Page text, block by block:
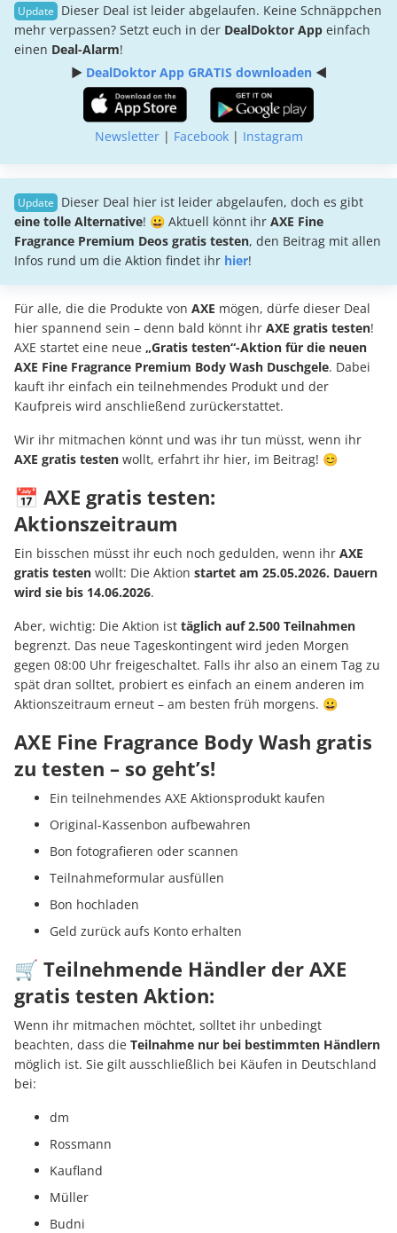
Dieser Deal ist leider abgelaufen. Keine Schnäppchen
mehr verpassen? Setzt euch in der DealDoktor App einfach
einen Deal-Alarm!
► DealDoktor App GRATIS downloaden◄
Newsletter| Facebook| Instagram
Dieser Deal hier ist leider abgelaufen, doch es gibt
eine tolle Alternative! 😀 Aktuell könnt ihr AXE Fine
Fragrance Premium Deos gratis testen, den Beitrag mit allen
Infos rund um die Aktion findet ihr hier!
Für alle, die die Produkte von AXE mögen, dürfe dieser Deal
hier spannend sein – denn bald könnt ihr AXE gratis testen!
AXE startet eine neue „Gratis testen“-Aktion für die neuen
AXE Fine Fragrance Premium Body Wash Duschgele. Dabei
kauft ihr einfach ein teilnehmendes Produkt und der
Kaufpreis wird anschließend zurückerstattet.
Wir ihr mitmachen könnt und was ihr tun müsst, wenn ihr
AXE gratis testen wollt, erfahrt ihr hier, im Beitrag! 😊
📅 AXE gratis testen:
Aktionszeitraum
Ein bisschen müsst ihr euch noch gedulden, wenn ihr AXE
gratis testen wollt: Die Aktion startet am 25.05.2026. Dauern
wird sie bis 14.06.2026.
Aber, wichtig: Die Aktion ist täglich auf 2.500 Teilnahmen
begrenzt. Das neue Tageskontingent wird jeden Morgen
gegen 08:00 Uhr freigeschaltet. Falls ihr also an einem Tag zu
spät dran solltet, probiert es einfach an einem anderen im
Aktionszeitraum erneut – am besten früh morgens. 😀
AXE Fine Fragrance Body Wash gratis
zu testen – so geht’s!
Ein teilnehmendes AXE Aktionsprodukt kaufen
Original-Kassenbon aufbewahren
Bon fotografieren oder scannen
Teilnahmeformular ausfüllen
Bon hochladen
Geld zurück aufs Konto erhalten
🛒 Teilnehmende Händler der AXE
gratis testen Aktion:
Wenn ihr mitmachen möchtet, solltet ihr unbedingt
beachten, dass die Teilnahme nur bei bestimmten Händlern
möglich ist. Sie gilt ausschließlich bei Käufen in Deutschland
bei:
dm
Rossmann
Kaufland
Müller
Budni